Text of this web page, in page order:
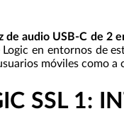
de audio USB-C de 2
en entornos de
móviles como a
SSL 1: